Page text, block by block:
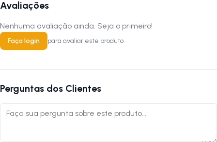
Avaliações
Nenhuma avaliação ainda. Seja o primeiro!
Faça login para avaliar este produto.
Perguntas dos Clientes